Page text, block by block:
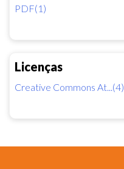
PDF(1)
Licenças
Creative Commons At...(4)